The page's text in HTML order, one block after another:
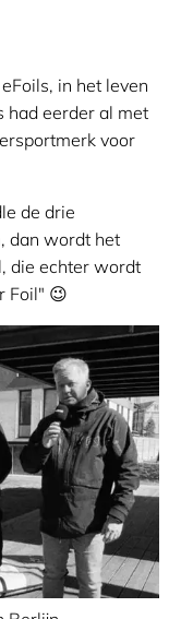
in het leven
had eerder al met
voor
de drie
dan wordt het
die echter wordt
Foil" 😉